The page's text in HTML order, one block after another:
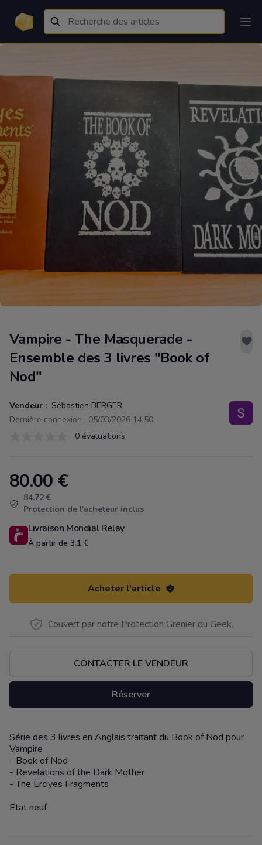
Vampire - The Masquerade -
Ensemble des 3 livres "Book of
Nod"
Vendeur : Sébastien BERGER
Dernière connexion : 05/03/2026 14:50
0 évaluations
Product information
80.00 €
84.72 €
Protection de l'acheteur inclus
Livraison Mondial Relay
À partir de 3.1 €
Acheter l'article
Couvert par notre Protection Grenier du Geek.
CONTACTER LE VENDEUR
Réserver
Description
Série des 3 livres en Anglais traitant du Book of Nod pour
Vampire
- Book of Nod
- Revelations of the Dark Mother
- The Erciyes Fragments
Etat neuf